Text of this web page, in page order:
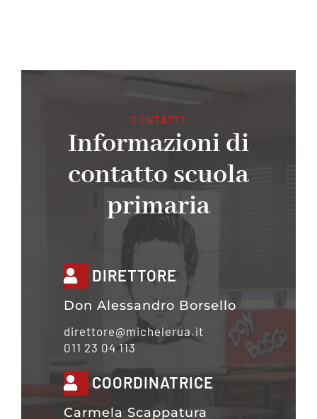
CONTATTI
Informazioni di
contatto scuola
primaria
DIRETTORE
Don Alessandro Borsello
direttore@michelerua.it
011 23 04 113
COORDINATRICE
Carmela Scappatura